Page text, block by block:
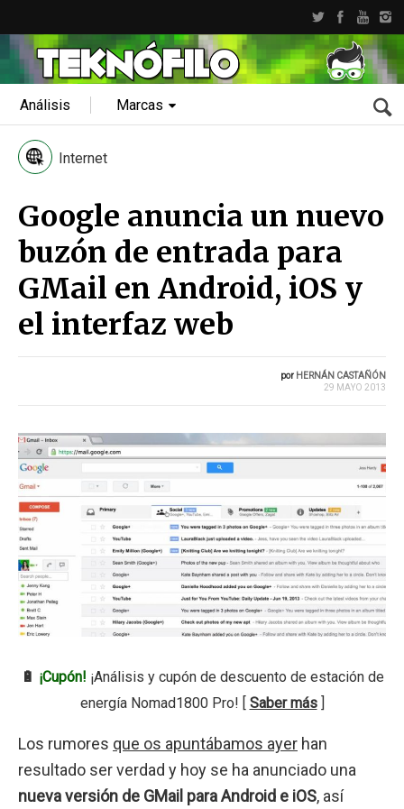
Análisis Marcas
Internet
Google anuncia un nuevo
buzón de entrada para
GMail en Android, iOS y
el interfaz web
por HERNÁN CASTAÑÓN
29 MAYO 2013
🔋 ¡Cupón! ¡Análisis y cupón de descuento de estación de
energía Nomad1800 Pro! [ Saber más]
Los rumores que os apuntábamos ayer han
resultado ser verdad y hoy se ha anunciado una
nueva versión de GMail para Android e iOS, así